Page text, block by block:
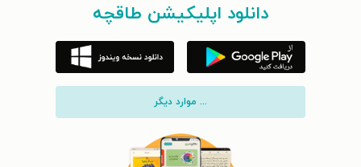
دانلود اپلیکیشن طاقچه
... موارد دیگر